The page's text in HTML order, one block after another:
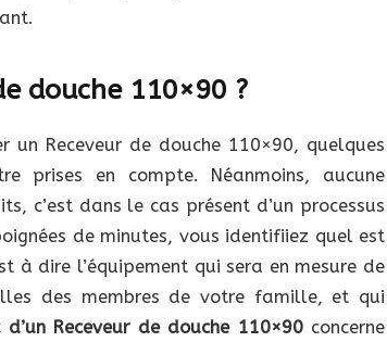
douche 110×90 ?
un Receveur de douche 110×90, quelques
prises en compte. Néanmoins, aucune
c’est dans le cas présent d’un processus
de minutes, vous identifiiez quel est
à dire l’équipement qui sera en mesure de
des membres de votre famille, et qui
Receveur de douche 110×90concerne